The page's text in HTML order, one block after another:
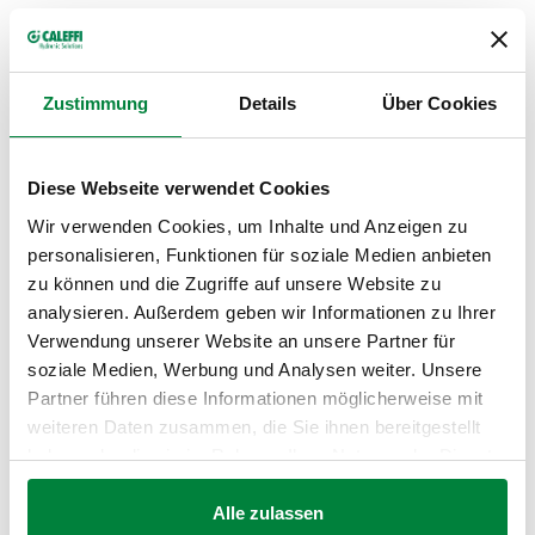
Zustimmung Details Über Cookies
Diese Webseite verwendet Cookies
Wir verwenden Cookies, um Inhalte und Anzeigen zu
personalisieren, Funktionen für soziale Medien anbieten
zu können und die Zugriffe auf unsere Website zu
analysieren. Außerdem geben wir Informationen zu Ihrer
Verwendung unserer Website an unsere Partner für
soziale Medien, Werbung und Analysen weiter. Unsere
Partner führen diese Informationen möglicherweise mit
weiteren Daten zusammen, die Sie ihnen bereitgestellt
haben oder die sie im Rahmen Ihrer Nutzung der Dienste
gesammelt haben.
Alle zulassen
artículo
Actions
G 1 1/2" A
M
H
Calibración
(Temperatura)
98 °C
Planos en 2D